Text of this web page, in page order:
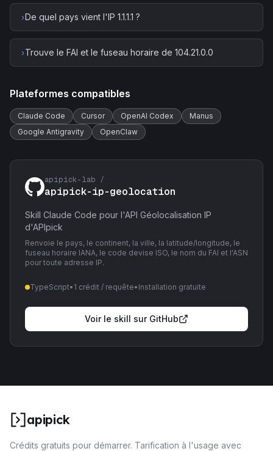
›De quel pays vient l'IP 1.1.1.1 ?
›Trouve le FAI et le fuseau horaire de 104.21.0.0
Plateformes compatibles
Claude Code Cursor OpenAI Codex
Manus
Google Antigravity
OpenClaw
apipick-lab /
apipick-ip-geolocation
Skill Claude Code pour l'API Géolocalisation IP
d'APIpick
Renvoie le pays, le continent, la ville, la latitude/longitude, le
fuseau horaire IANA, le code devise ISO, le nom du FAI et l'ASN
pour toute adresse IP.
TypeScript• 1 crédit / requête• Installation gratuite
Voir le skill sur GitHub
apipick
Crédits gratuits pour démarrer. Tarification à l'usage avec